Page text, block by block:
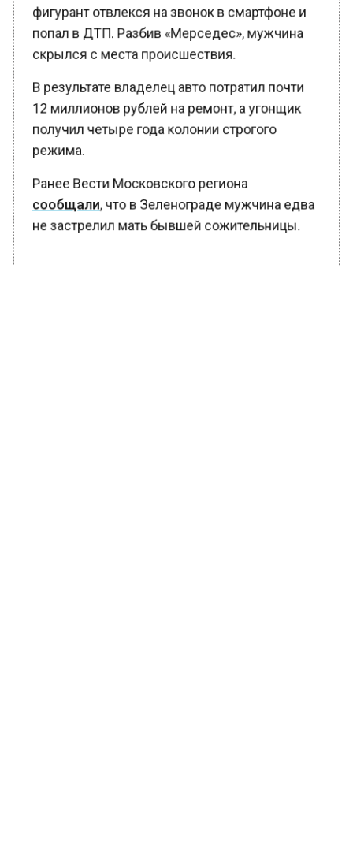
фигурант отвлекся на звонок в смартфоне и
попал в ДТП. Разбив «Мерседес», мужчина
скрылся с места происшествия.
В результате владелец авто потратил почти
12 миллионов рублей на ремонт, а угонщик
получил четыре года колонии строгого
режима.
Ранее Вести Московского региона
сообщали, что в Зеленограде мужчина едва
не застрелил мать бывшей сожительницы.